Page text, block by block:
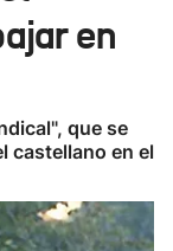
en
que se
castellano en el